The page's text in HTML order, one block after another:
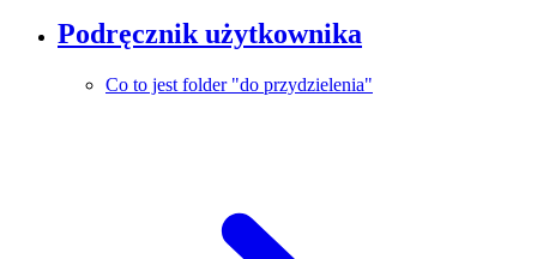
Podręcznik użytkownika
Co to jest folder "do przydzielenia"